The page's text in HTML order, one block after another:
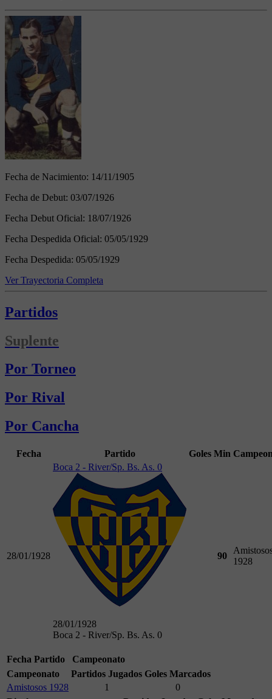
Fecha de Nacimiento: 14/11/1905
Fecha de Debut: 03/07/1926
Fecha Debut Oficial: 18/07/1926
Fecha Despedida Oficial: 05/05/1929
Fecha Despedida: 05/05/1929
Ver Trayectoria Completa
Partidos
Suplente
Por Torneo
Por Rival
Por Cancha
Fecha Partido Goles Min
28/01/1928
Boca 2 - River/Sp. Bs. As. 0
28/01/1928
Boca 2 - River/Sp. Bs. As. 0
90
1928
Fecha Partido
Campeonato
Campeonato
Partidos Jugados Goles Marcados
Amistosos 1928
1
0